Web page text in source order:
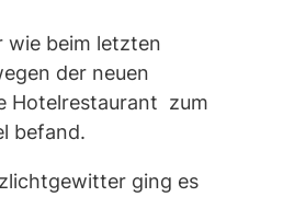
wie beim letzten
der neuen
Hotelrestaurant zum
befand.
ging es